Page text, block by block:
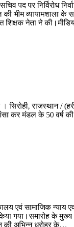
पद पर निर्विरोध
भीम व्यायामशाला के
शिक्षक नेता ने
सिरोही, राजस्थान /
कर मंडल के 50 वर्ष
एवं सामाजिक न्याय
गया।समारोह के मुख्य
की अभिन्न धरोहर के…